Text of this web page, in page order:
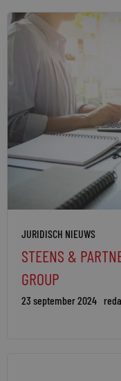
JURIDISCH NIEUWS
STEENS &
GROUP
23 september 2024